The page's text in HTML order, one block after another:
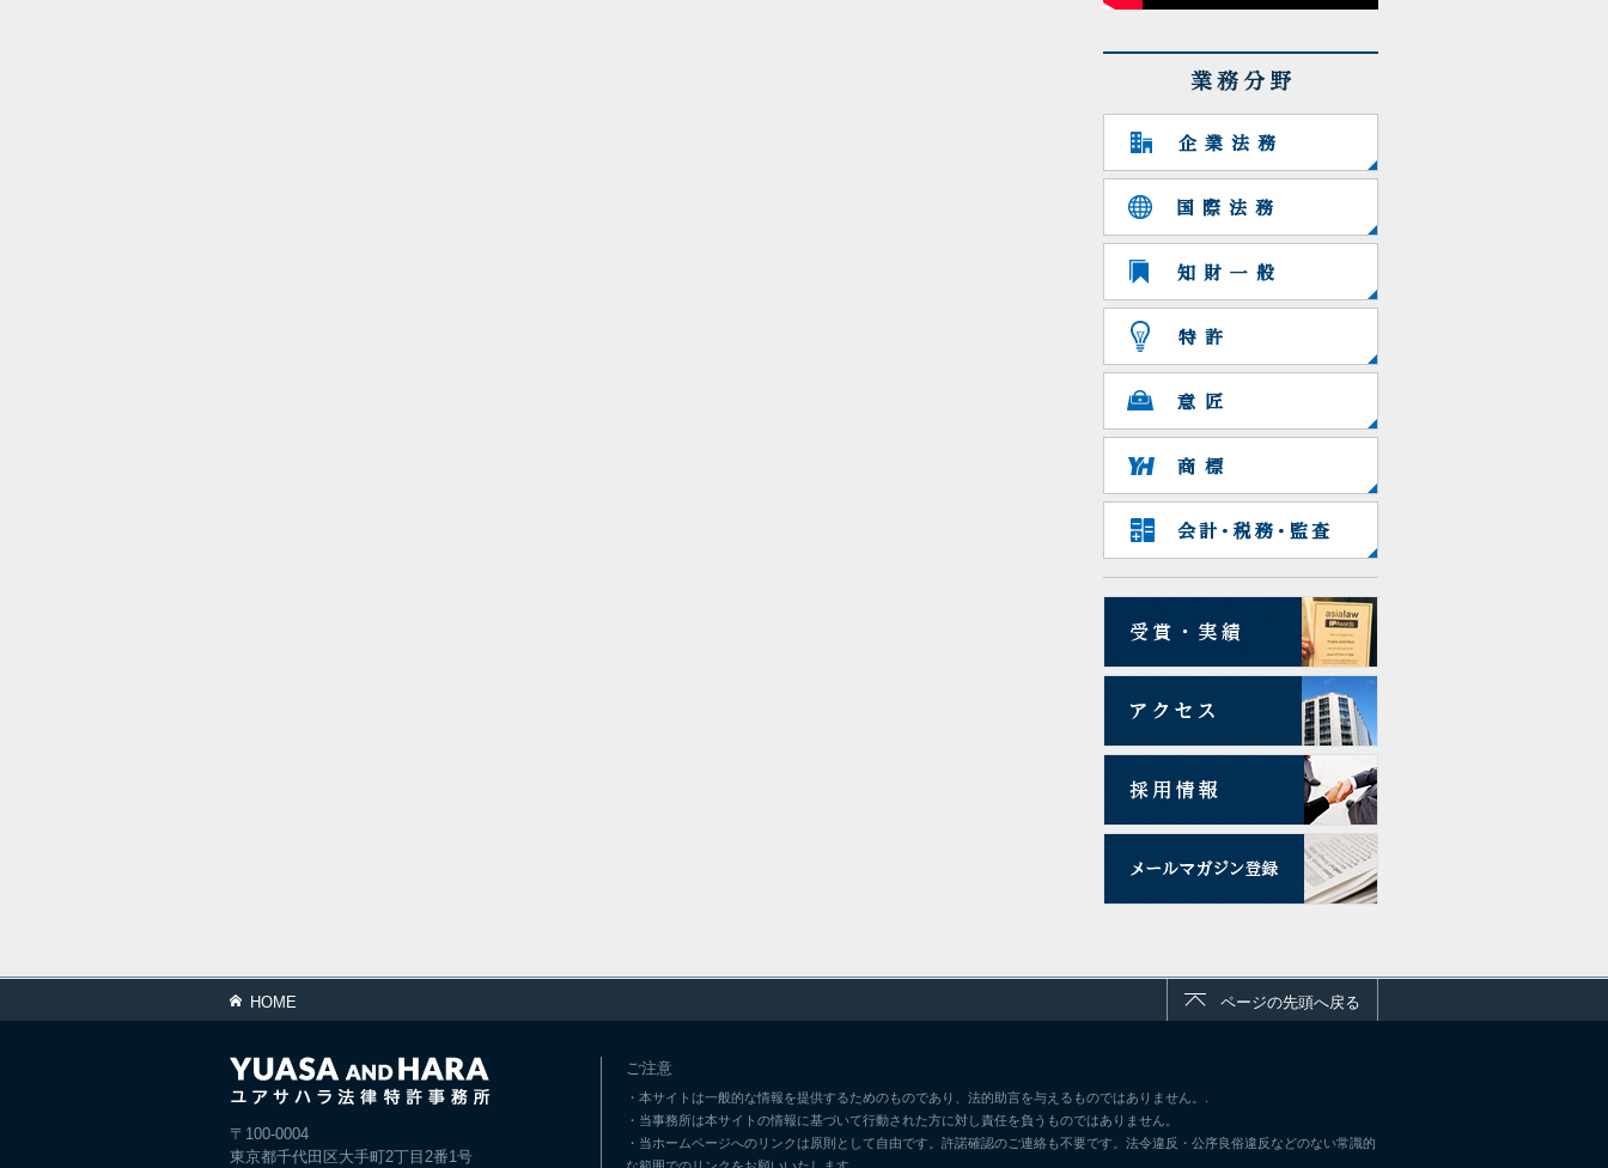
HOME ページの先頭へ戻る
〒100-0004
東京都千代田区大手町2丁目2番1号
ご注意
・本サイトは一般的な情報を提供するためのものであり、法的助言を与えるものではありません。.
・当事務所は本サイトの情報に基づいて行動された方に対し責任を負うものではありません。
・当ホームページへのリンクは原則として自由です。許諾確認のご連絡も不要です。法令違反・公序良俗違反などのない常識的